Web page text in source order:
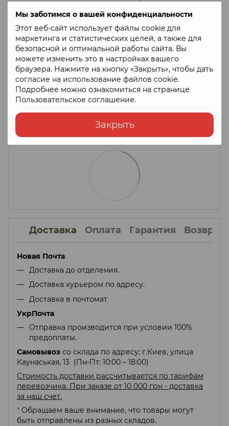
Мы заботимся о вашей конфиденциальности
Этот веб-сайт использует файлы cookie для
маркетинга и статистических целей, а также для
безопасной и оптимальной работы сайта. Вы
можете изменить это в настройках вашего
браузера. Нажмите на кнопку «Закрыть», чтобы дать
согласие на использование файлов cookie.
Подробнее можно ознакомиться на странице
Пользовательское соглашение.
Закрыть
Доставка Оплата Гарантия Возврат
Новая Почта
Доставка до отделения.
Доставка курьером по адресу.
Доставка в почтомат
УкрПочта
Отправка производится при условии 100%
предоплаты.
Самовывоз со склада по адресу: г.Киев, улица
Каунаськая, 13 (Пн-Пт: 10:00 – 18:00)
Стоимость доставки рассчитывается по тарифам
перевозчика. При заказе от 10 000 грн - доставка
за наш счет.
* Обращаем ваше внимание, что товары могут
быть отправлены из разных складов.